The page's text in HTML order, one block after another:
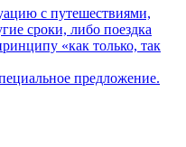
с путешествиями,
сроки, либо поездка
«как только, так
предложение.